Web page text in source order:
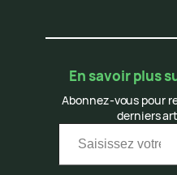
En savoir plus
Abonnez-vous pour
derniers
Saisissez votre adresse e-mail…